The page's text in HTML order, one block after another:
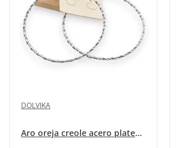
DOLVIKA
Aro oreja creole acero plateado